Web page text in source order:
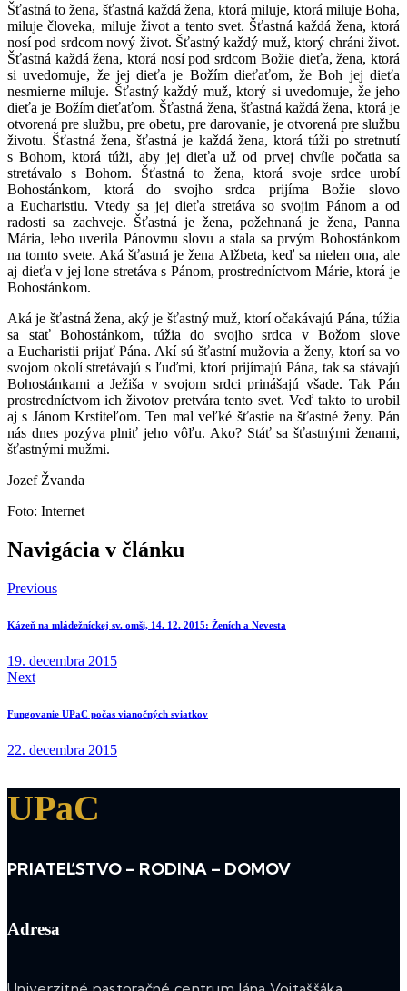
Šťastná to žena, šťastná každá žena, ktorá miluje, ktorá miluje Boha,
miluje človeka, miluje život a tento svet. Šťastná každá žena, ktorá
nosí pod srdcom nový život. Šťastný každý muž, ktorý chráni život.
Šťastná každá žena, ktorá nosí pod srdcom Božie dieťa, žena, ktorá
si uvedomuje, že jej dieťa je Božím dieťaťom, že Boh jej dieťa
nesmierne miluje. Šťastný každý muž, ktorý si uvedomuje, že jeho
dieťa je Božím dieťaťom. Šťastná žena, šťastná každá žena, ktorá je
otvorená pre službu, pre obetu, pre darovanie, je otvorená pre službu
životu. Šťastná žena, šťastná je každá žena, ktorá túži po stretnutí
s Bohom, ktorá túži, aby jej dieťa už od prvej chvíle počatia sa
stretávalo s Bohom. Šťastná to žena, ktorá svoje srdce urobí
Bohostánkom, ktorá do svojho srdca prijíma Božie slovo
a Eucharistiu. Vtedy sa jej dieťa stretáva so svojim Pánom a od
radosti sa zachveje. Šťastná je žena, požehnaná je žena, Panna
Mária, lebo uverila Pánovmu slovu a stala sa prvým Bohostánkom
na tomto svete. Aká šťastná je žena Alžbeta, keď sa nielen ona, ale
aj dieťa v jej lone stretáva s Pánom, prostredníctvom Márie, ktorá je
Bohostánkom.
Aká je šťastná žena, aký je šťastný muž, ktorí očakávajú Pána, túžia
sa stať Bohostánkom, túžia do svojho srdca v Božom slove
a Eucharistii prijať Pána. Akí sú šťastní mužovia a ženy, ktorí sa vo
svojom okolí stretávajú s ľuďmi, ktorí prijímajú Pána, tak sa stávajú
Bohostánkami a Ježiša v svojom srdci prinášajú všade. Tak Pán
prostredníctvom ich životov pretvára tento svet. Veď takto to urobil
aj s Jánom Krstiteľom. Ten mal veľké šťastie na šťastné ženy. Pán
nás dnes pozýva plniť jeho vôľu. Ako? Stáť sa šťastnými ženami,
šťastnými mužmi.
Jozef Žvanda
Foto: Internet
Navigácia v článku
Previous
Kázeň na mládežníckej sv. omši, 14. 12. 2015: Ženích a Nevesta
19. decembra 2015
Next
Fungovanie UPaC počas vianočných sviatkov
22. decembra 2015
UPaC
PRIATEĽSTVO – RODINA – DOMOV
Adresa